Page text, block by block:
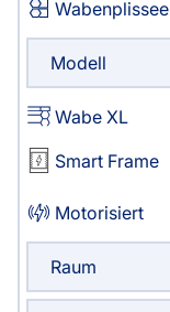
Live Chat
Wabenplissee
Modell
Wabe XL
Smart Frame
Motorisiert
Raum